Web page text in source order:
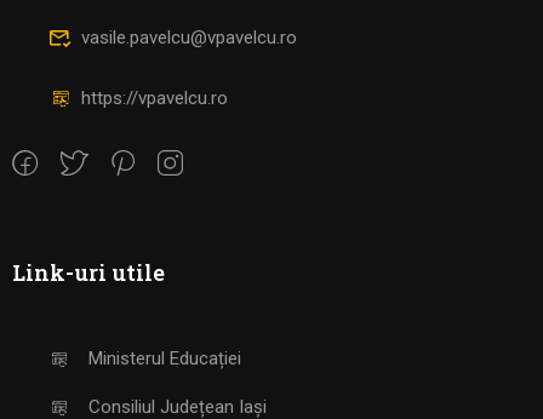
vasile.pavelcu@vpavelcu.ro
https://vpavelcu.ro
Link-uri utile
Ministerul Educației
Consiliul Județean Iași